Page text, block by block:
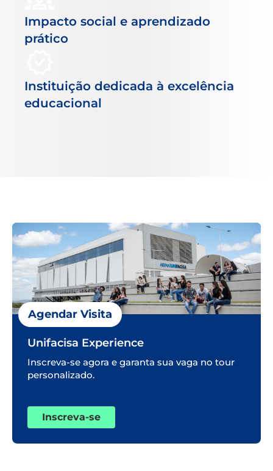
Impacto social e aprendizado
prático
Instituição dedicada à excelência
educacional
Agendar Visita
Unifacisa Experience
Inscreva-se agora e garanta sua vaga no tour
personalizado.
Inscreva-se